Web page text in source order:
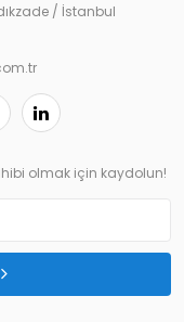
/ İstanbul
olmak için kaydolun!